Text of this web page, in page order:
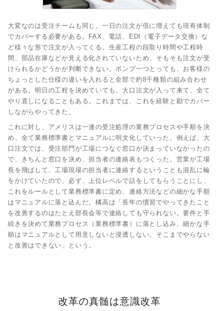
大変なのは受注チームも同じ。一日の注文が倍に増えても現有体制
でカバーする必要がある。FAX、電話、EDI（電子データ交換）な
ど様々な形で注文が入ってくる。生産工程の段取り時間や工程時
間、部品在庫などが見える化されていないため、そもそも注文が受
けられるかどうかが判断できない。ポンプ一つとっても、お客様の
ちょっとした仕様の違いを入れると全部で約8千種類の組み合わせ
がある。明日の工程を決めていても、大口注文が入って来て、全て
やり直しになることもある。これまでは、これを経験と勘でカバー
しながらやってきた。
これに対し、アメリスは一連の受注処理の業務プロセスや手順を決
め、全て業務標準書とマニュアルに明文化していった。例えば、大
口注文では、受注部門が工場につなぐ窓口が決まっていなかったの
で、きちんと窓口を決め、担当者の連絡表もつくった。営業が工場
長を飛ばして、工場現場の担当者に連絡するということも混乱に輪
をかけていたので、必ず、上位レベルで話をしてもらうことにし、
これをルールとして業務標準書に定め、連絡方法などの細かな手順
はマニュアルに落と込んだ。橘高は「長年の慣習でやってきたこと
を改善するのはたとえ部長会等で連絡しても守られない。要件と手
続きを決めて業務プロセス（業務標準書）に落とし込み、細かな手
順はマニュアルとして用意しないと浸透しない。そこまでやらない
と改善はできない」という。
改革の真髄は意識改革